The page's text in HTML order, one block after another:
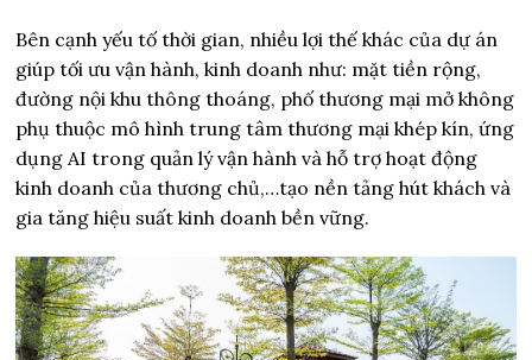
Bên cạnh yếu tố thời gian, nhiều lợi thế khác của dự án
giúp tối ưu vận hành, kinh doanh như: mặt tiền rộng,
đường nội khu thông thoáng, phố thương mại mở không
phụ thuộc mô hình trung tâm thương mại khép kín, ứng
dụng AI trong quản lý vận hành và hỗ trợ hoạt động
kinh doanh của thương chủ,…tạo nền tảng hút khách và
gia tăng hiệu suất kinh doanh bền vững.